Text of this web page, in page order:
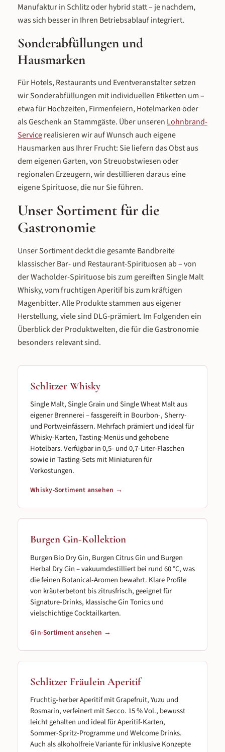
Manufaktur in Schlitz oder hybrid statt – je nachdem,
was sich besser in Ihren Betriebsablauf integriert.
Sonderabfüllungen und
Hausmarken
Für Hotels, Restaurants und Eventveranstalter setzen
wir Sonderabfüllungen mit individuellen Etiketten um –
etwa für Hochzeiten, Firmenfeiern, Hotelmarken oder
als Geschenk an Stammgäste. Über unseren Lohnbrand-
Servicerealisieren wir auf Wunsch auch eigene
Hausmarken aus Ihrer Frucht: Sie liefern das Obst aus
dem eigenen Garten, von Streuobstwiesen oder
regionalen Erzeugern, wir destillieren daraus eine
eigene Spirituose, die nur Sie führen.
Unser Sortiment für die
Gastronomie
Unser Sortiment deckt die gesamte Bandbreite
klassischer Bar- und Restaurant-Spirituosen ab – von
der Wacholder-Spirituose bis zum gereiften Single Malt
Whisky, vom fruchtigen Aperitif bis zum kräftigen
Magenbitter. Alle Produkte stammen aus eigener
Herstellung, viele sind DLG-prämiert. Im Folgenden ein
Überblick der Produktwelten, die für die Gastronomie
besonders relevant sind.
Schlitzer Whisky
Single Malt, Single Grain und Single Wheat Malt aus
eigener Brennerei – fassgereift in Bourbon-, Sherry-
und Portweinfässern. Mehrfach prämiert und ideal für
Whisky-Karten, Tasting-Menüs und gehobene
Hotelbars. Verfügbar in 0,5- und 0,7-Liter-Flaschen
sowie in Tasting-Sets mit Miniaturen für
Verkostungen.
Whisky-Sortiment ansehen →
Burgen Gin-Kollektion
Burgen Bio Dry Gin, Burgen Citrus Gin und Burgen
Herbal Dry Gin – vakuumdestilliert bei rund 60 °C, was
die feinen Botanical-Aromen bewahrt. Klare Profile
von kräuterbetont bis zitrusfrisch, geeignet für
Signature-Drinks, klassische Gin Tonics und
vielschichtige Cocktailkarten.
Gin-Sortiment ansehen →
Schlitzer Fräulein Aperitif
Fruchtig-herber Aperitif mit Grapefruit, Yuzu und
Rosmarin, verfeinert mit Secco. 15 % Vol., bewusst
leicht gehalten und ideal für Aperitif-Karten,
Sommer-Spritz-Programme und Welcome Drinks.
Auch als alkoholfreie Variante für inklusive Konzepte